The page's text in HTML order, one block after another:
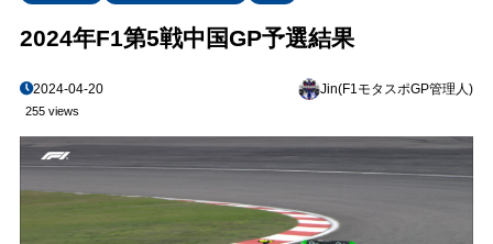
2024年F1第5戦中国GP予選結果
2024-04-20 Jin(F1モタスポGP管理人)
255 views